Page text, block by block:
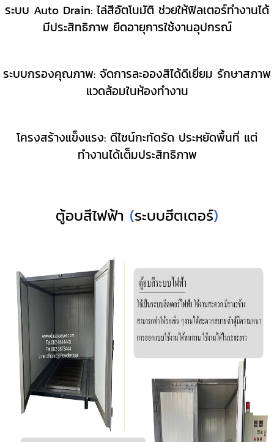
ระบบ Auto Drain: ไล่สีอัตโนมัติ ช่วยให้ฟิลเตอร์ทำงานได้
มีประสิทธิภาพ ยืดอายุการใช้งานอุปกรณ์
ระบบกรองคุณภาพ: จัดการละอองสีได้ดีเยี่ยม รักษาสภาพ
แวดล้อมในห้องทำงาน
โครงสร้างแข็งแรง: ดีไซน์กะทัดรัด ประหยัดพื้นที่ แต่
ทำงานได้เต็มประสิทธิภาพ
ตู้อบสีไฟฟ้า (ระบบฮีตเตอร์)